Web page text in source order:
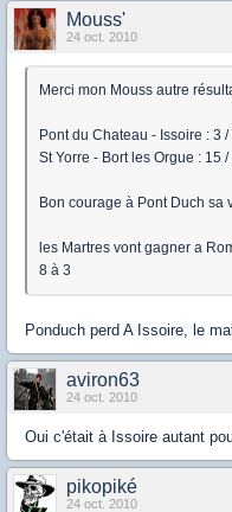
Mouss'
24 oct. 2010
Merci mon Mouss autre
Pont du Chateau - Issoire : 3 /
St Yorre - Bort les Orgue : 15 /
Bon courage à Pont Duch sa
les Martres vont gagner a
8 à 3
Ponduch perd A Issoire, le
aviron63
24 oct. 2010
Oui c'était à Issoire autant
pikopiké
24 oct. 2010